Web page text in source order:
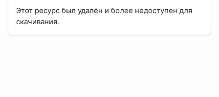
Этот ресурс был удалён и более недоступен для
скачивания.